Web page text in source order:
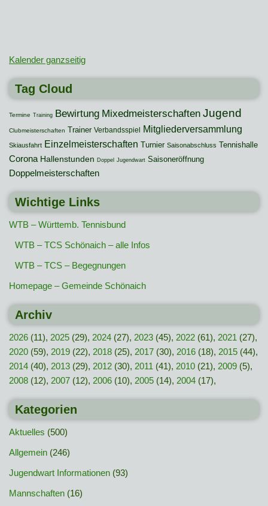
Kalender ganzseitig
Tag Cloud
Termine Training Bewirtung Mixedmeisterschaften Jugend
Clubmeisterschaften Trainer Verbandsspiel Mitgliederversammlung
Skiausfahrt Einzelmeisterschaften Turnier Saisonabschluss Tennishalle
Corona Hallenstunden Doppel Jugendwart Saisoneröffnung
Doppelmeisterschaften
Wichtige Links
WTB – Württemb. Tennisbund
WTB – TCS Schönaich – alle Infos
WTB – TCS – Begegnungen
Homepage – Gemeinde Schönaich
Archiv
2026 (11), 2025 (29), 2024 (27), 2023 (45), 2022 (61), 2021 (27),
2020 (59), 2019 (22), 2018 (25), 2017 (30), 2016 (18), 2015 (44),
2014 (40), 2013 (29), 2012 (30), 2011 (41), 2010 (21), 2009 (5),
2008 (12), 2007 (12), 2006 (10), 2005 (14), 2004 (17),
Kategorien
Aktuelles (500)
Allgemein (246)
Jugendwart Informationen (93)
Mannschaften (16)